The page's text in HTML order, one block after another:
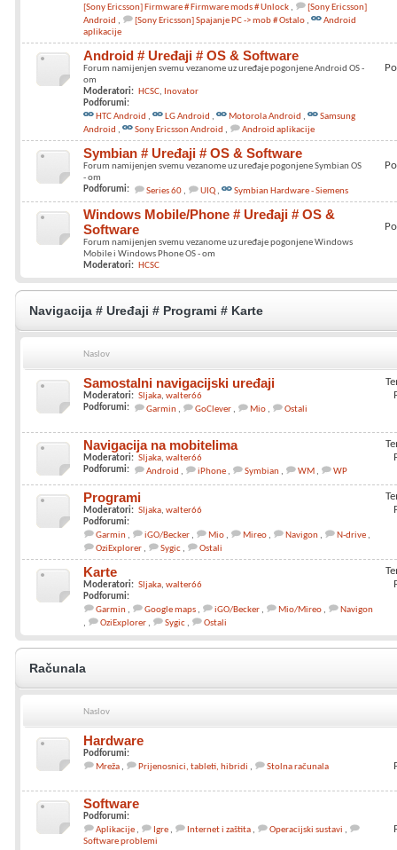
[Sony Ericsson] Firmware # Firmware mods # Unlock
[Sony Ericsson]
Android
[Sony Ericsson] Spajanje PC -> mob # Ostalo
Android
aplikacije
Android # Uređaji # OS & Software
Forum namijenjen svemu vezanome uz uređaje pogonjene Android OS -
om
Moderatori: HCSC
Inovator
Podforumi:
HTC Android
LG Android Motorola Android
Samsung
Android
Sony Ericsson Android Android aplikacije
Symbian # Uređaji # OS & Software
Forum namijenjen svemu vezanome uz uređaje pogonjene Symbian OS
- om
Podforumi:
Series 60 UIQ Symbian Hardware - Siemens
Windows Mobile/Phone # Uređaji # OS &
Software
Forum namijenjen svemu vezanome uz uređaje pogonjene Windows
Mobile i Windows Phone OS - om
Moderatori: HCSC
Navigacija # Uređaji # Programi # Karte
Naslov
Samostalni navigacijski uređaji
Moderatori: Sljaka walter66
Podforumi:
Garmin GoClever Mio Ostali
Navigacija na mobitelima
Moderatori: Sljaka walter66
Podforumi:
Android iPhone Symbian WM WP
Programi
Moderatori: Sljaka walter66
Podforumi:
Garmin
iGO/Becker Mio Mireo Navigon
N-drive
OziExplorer
Sygic Ostali
Karte
Moderatori: Sljaka walter66
Podforumi:
Garmin
Google maps iGO/Becker Mio/Mireo
Navigon
OziExplorer
Sygic Ostali
Računala
Naslov
Hardware
Podforumi:
Mreža
Prijenosnici, tableti, hibridi Stolna računala
Software
Podforumi:
Aplikacije
Igre Internet i zaštita
Operacijski sustavi
Software problemi